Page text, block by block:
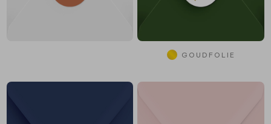
GOUDFOLIE